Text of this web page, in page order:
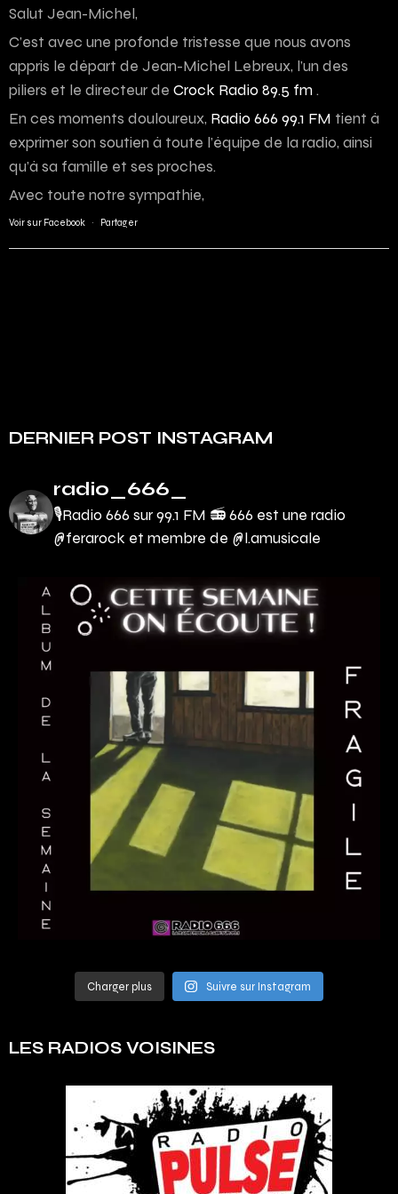
Salut Jean-Michel,
C’est avec une profonde tristesse que nous avons
appris le départ de Jean-Michel Lebreux, l’un des
piliers et le directeur de Crock Radio 89.5 fm.
En ces moments douloureux, Radio 666 99.1 FM tient à
exprimer son soutien à toute l’équipe de la radio, ainsi
qu’à sa famille et ses proches.
Avec toute notre sympathie,
Voir sur Facebook · Partager
DERNIER POST INSTAGRAM
radio_666_
🎙Radio 666 sur 99.1 FM 📻666 est une radio
@ferarock et membre de @l.amusicale
Charger plus Suivre sur Instagram
LES RADIOS VOISINES